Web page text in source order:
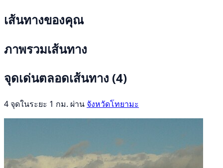
เส้นทางของคุณ
ภาพรวมเส้นทาง
จุดเด่นตลอดเส้นทาง (4)
4 จุดในระยะ 1 กม. ผ่าน จังหวัดโทยามะ